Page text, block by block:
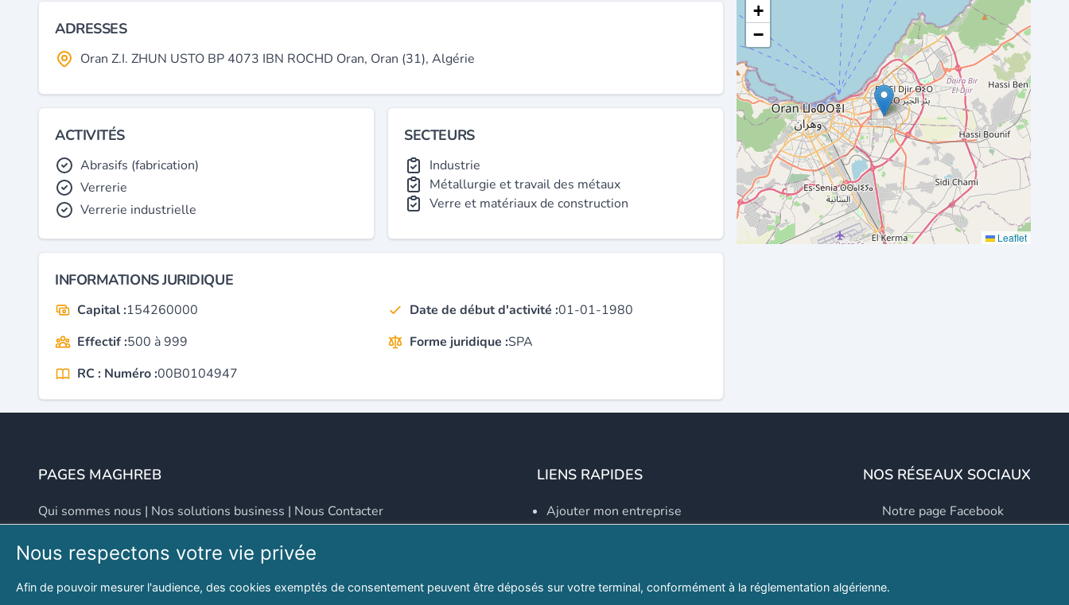
ADRESSES
Oran Z.I. ZHUN USTO BP 4073 IBN ROCHD Oran, Oran (31), Algérie
ACTIVITÉS
Abrasifs (fabrication)
Verrerie
Verrerie industrielle
SECTEURS
Industrie
Métallurgie et travail des métaux
Verre et matériaux de construction
INFORMATIONS JURIDIQUE
Capital :154260000 Date de début d'activité :01-01-1980
Effectif :500 à 999 Forme juridique :SPA
RC : Numéro :00B0104947
+
−
Leaflet
PAGES MAGHREB
Qui sommes nous | Nos solutions business | Nous Contacter
LIENS RAPIDES
Ajouter mon entreprise
Explorer par secteurs
NOS RÉSEAUX SOCIAUX
Notre page Facebook
Nous respectons votre vie privée
Afin de pouvoir mesurer l'audience, des cookies exemptés de consentement peuvent être déposés sur votre terminal, conformément à la réglementation algérienne.